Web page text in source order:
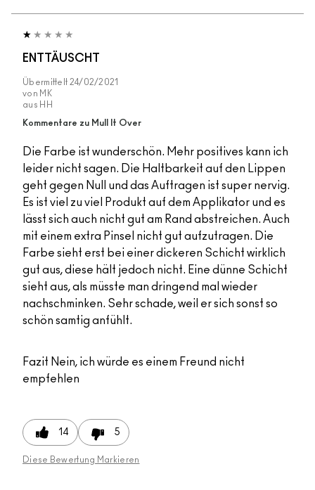
ENTTÄUSCHT
Übermittelt 24/02/2021
von MK
aus HH
Kommentare zu Mull It Over
Die Farbe ist wunderschön. Mehr positives kann ich
leider nicht sagen. Die Haltbarkeit auf den Lippen
geht gegen Null und das Auftragen ist super nervig.
Es ist viel zu viel Produkt auf dem Applikator und es
lässt sich auch nicht gut am Rand abstreichen. Auch
mit einem extra Pinsel nicht gut aufzutragen. Die
Farbe sieht erst bei einer dickeren Schicht wirklich
gut aus, diese hält jedoch nicht. Eine dünne Schicht
sieht aus, als müsste man dringend mal wieder
nachschminken. Sehr schade, weil er sich sonst so
schön samtig anfühlt.
Fazit Nein, ich würde es einem Freund nicht
empfehlen
14 5
Diese Bewertung Markieren